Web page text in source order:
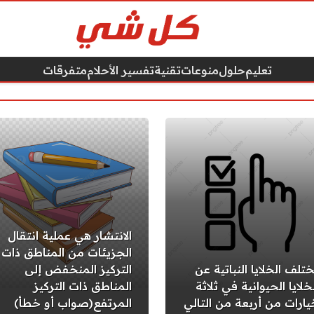
تعليمحلولمنوعاتتقنيةتفسير الأحلاممتفرقات
الخلايا النباتية عن
الحيوانية في ثلاثة
من أربعة من التالي
الانتشار هي عملية انتقال
الجزيئات من المناطق ذات
التركيز المنخفض إلى
المناطق ذات التركيز
المرتفع(صواب أو خطأ)